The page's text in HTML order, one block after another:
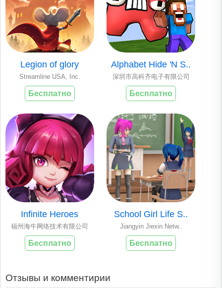
Legion of glory
Streamline USA, Inc.
Бесплатно
Alphabet Hide 'N S..
深圳市高科齐电子有限公司
Бесплатно
Infinite Heroes
福州海牛网络技术有限公司
Бесплатно
School Girl Life S..
Jiangyin Jiexin Netw..
Бесплатно
Отзывы и комментирии